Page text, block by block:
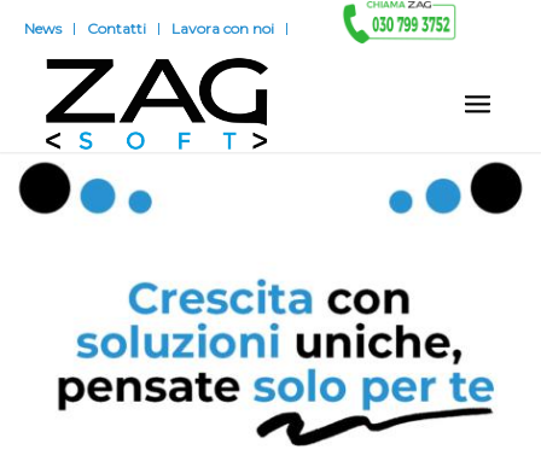
News Contatti Lavora con noi